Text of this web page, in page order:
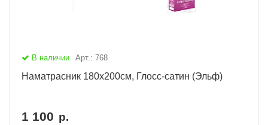
В наличии Арт.: 768
Наматрасник 180х200см, Глосс-сатин (Эльф)
1 100 р.